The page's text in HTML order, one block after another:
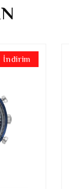
İndirim